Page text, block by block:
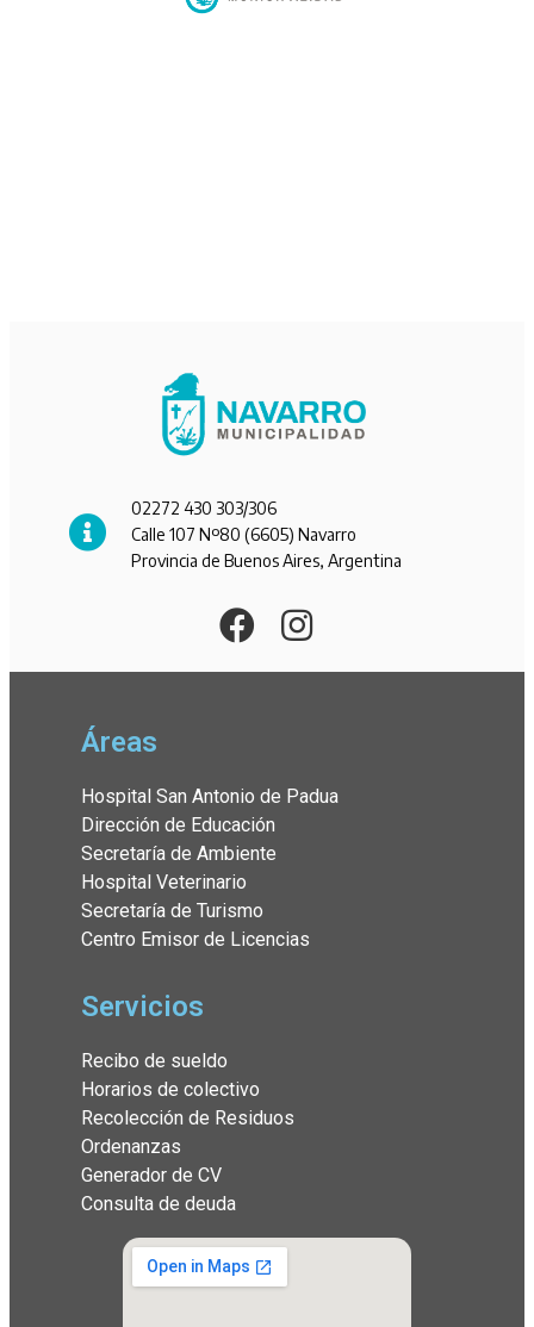
02272 430 303/306
Calle 107 Nº80 (6605) Navarro
Provincia de Buenos Aires, Argentina
Áreas
Hospital San Antonio de Padua
Dirección de Educación
Secretaría de Ambiente
Hospital Veterinario
Secretaría de Turismo
Centro Emisor de Licencias
Servicios
Recibo de sueldo
Horarios de colectivo
Recolección de Residuos
Ordenanzas
Generador de CV
Consulta de deuda